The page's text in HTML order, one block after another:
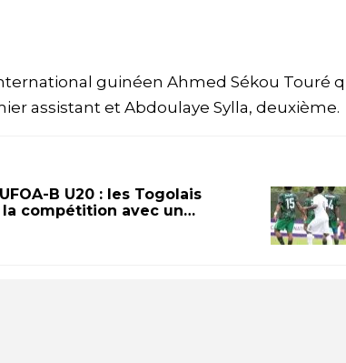
guinéen Ahmed Sékou Touré
assistant et Abdoulaye Sylla, deuxième.
B U20 : les Togolais
compétition avec un…